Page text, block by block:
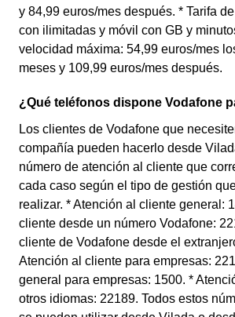
y 84,99 euros/mes después. * Tarifa
con ilimitadas y móvil con GB y
velocidad máxima: 54,99 euros/mes
meses y 109,99 euros/mes después.
¿Qué teléfonos dispone Vodafone
Los clientes de Vodafone que
compañía pueden hacerlo desde
número de atención al cliente que
cada caso según el tipo de gestión
realizar. * Atención al cliente general:
cliente desde un número Vodafone:
cliente de Vodafone desde el
Atención al cliente para empresas:
general para empresas: 1500. *
otros idiomas: 22189. Todos estos